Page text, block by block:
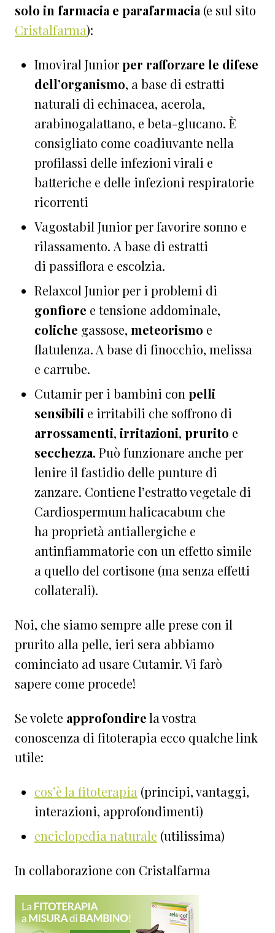
solo in farmacia e parafarmacia (e sul sito
Cristalfarma):
Imoviral Juniorper rafforzare le difese
dell’organismo, a base di estratti
naturali di echinacea, acerola,
arabinogalattano, e beta-glucano. È
consigliato come coadiuvante nella
profilassi delle infezioni virali e
batteriche e delle infezioni respiratorie
ricorrenti
Vagostabil Junior per favorire sonno e
rilassamento. A base di estratti
di passiflora e escolzia.
Relaxcol Junior per i problemi di
gonfiore e tensione addominale,
coliche gassose, meteorismo e
flatulenza. A base di finocchio, melissa
e carrube.
Cutamir per i bambini con pelli
sensibili e irritabili che soffrono di
arrossamenti, irritazioni, prurito e
secchezza. Può funzionare anche per
lenire il fastidio delle punture di
zanzare. Contiene l’estratto vegetale di
Cardiospermum halicacabum che
ha proprietà antiallergiche e
antinfiammatorie con un effetto simile
a quello del cortisone (ma senza effetti
collaterali).
Noi, che siamo sempre alle prese con il
prurito alla pelle, ieri sera abbiamo
cominciato ad usare Cutamir. Vi farò
sapere come procede!
Se volete approfondirela vostra
conoscenza di fitoterapia ecco qualche link
utile:
cos’è la fitoterapia (principi, vantaggi,
interazioni, approfondimenti)
enciclopedia naturale (utilissima)
In collaborazione con Cristalfarma